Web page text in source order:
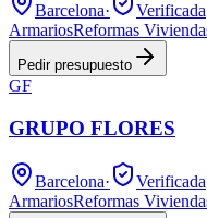
Barcelona·
Verificada
ArmariosReformas
Pedir presupuesto
GF
GRUPO FLORES
Barcelona·
Verificada
ArmariosReformas